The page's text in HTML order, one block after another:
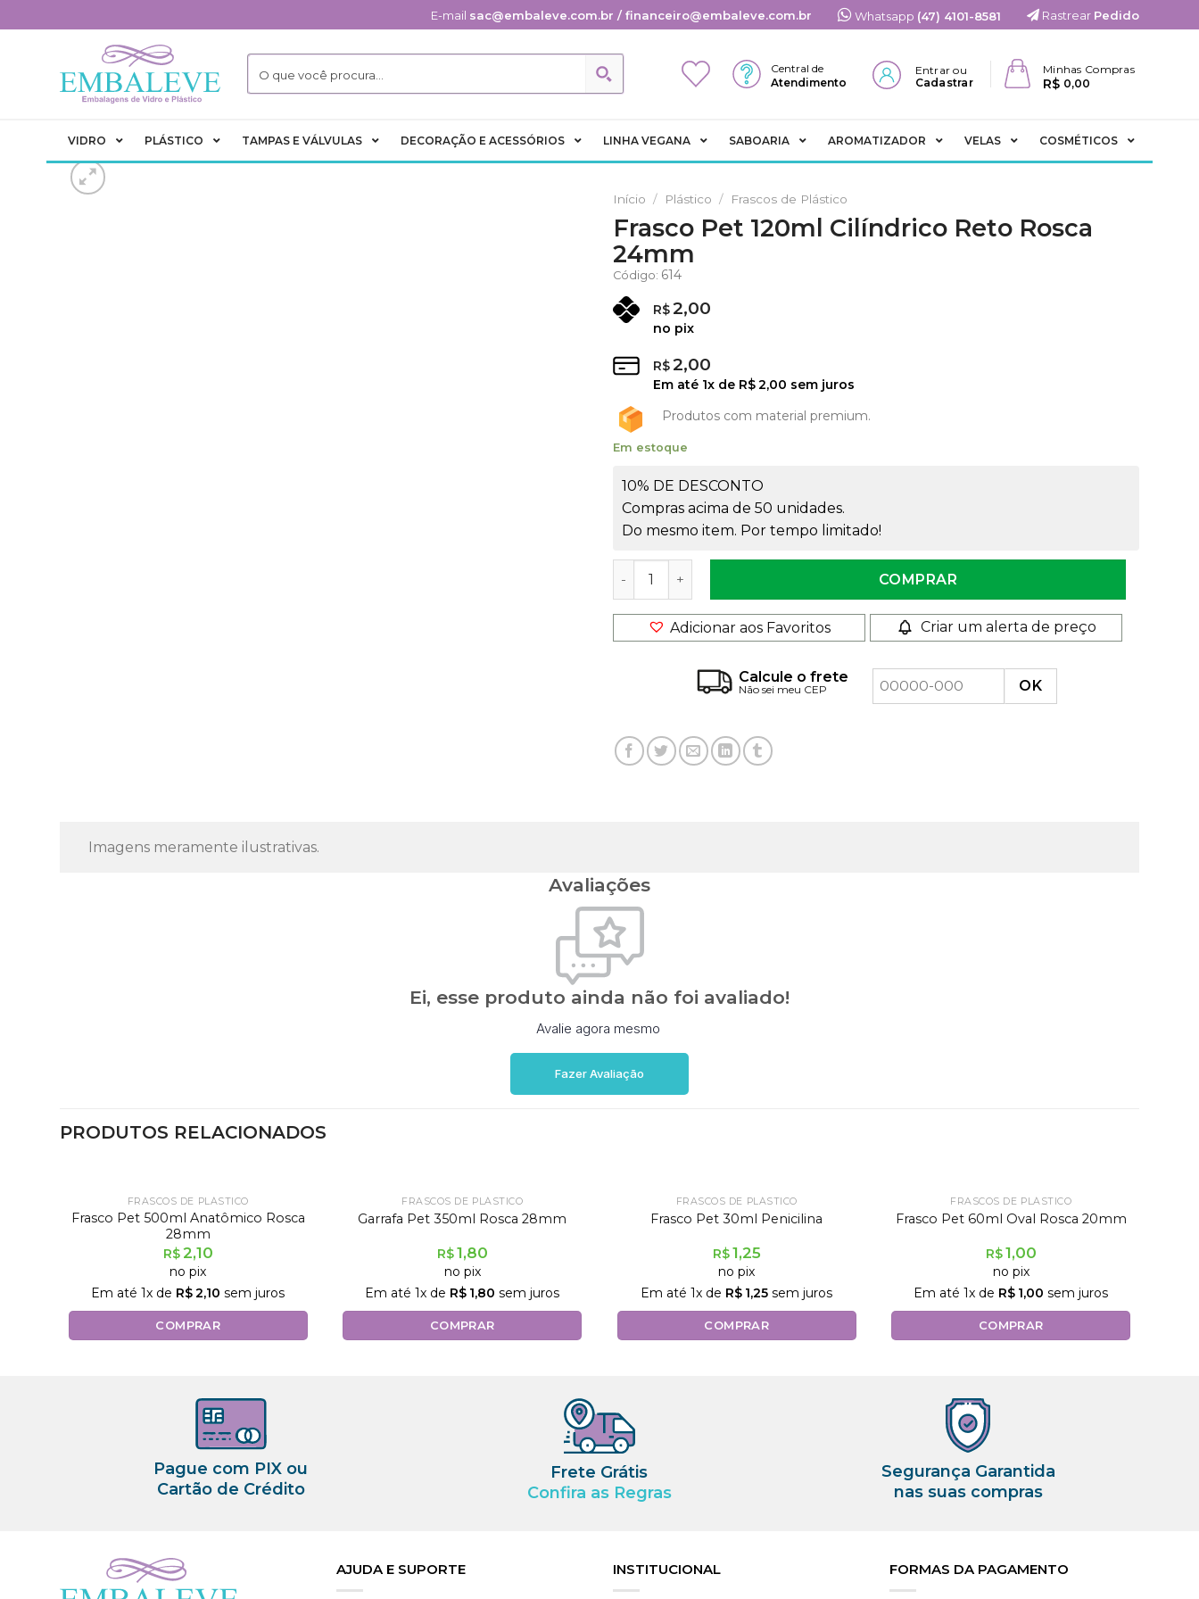
to
E-mail sac@embaleve.com.br / financeiro@embaleve.com.br Whatsapp (47) 4101-8581 Rastrear Pedido
Central de
Atendimento
Entrar ou
Cadastrar
Minhas Compras
R$ 0,00
VIDRO PLÁSTICO TAMPAS E VÁLVULAS DECORAÇÃO E ACESSÓRIOS LINHA VEGANA SABOARIA AROMATIZADOR VELAS COSMÉTICOS
Início / Plástico / Frascos de Plástico
Frasco Pet 120ml Cilíndrico Reto Rosca
24mm
Código: 614
R$2,00
no pix
R$2,00
Em até 1x de R$2,00 sem juros
Produtos com material premium.
Em estoque
10% DE DESCONTO
Compras acima de 50 unidades.
Do mesmo item. Por tempo limitado!
COMPRAR
Adicionar aos Favoritos Criar um alerta de preço
Calcule o frete
Não sei meu CEP
Imagens meramente ilustrativas.
Avaliações
Ei, esse produto ainda não foi avaliado!
Avalie agora mesmo
Fazer Avaliação
PRODUTOS RELACIONADOS
FRASCOS DE PLÁSTICO
Frasco Pet 500ml Anatômico Rosca
28mm
R$2,10
no pix
Em até1x de R$2,10 sem juros
COMPRAR
FRASCOS DE PLÁSTICO
Garrafa Pet 350ml Rosca 28mm
R$1,80
no pix
Em até1x de R$ 1,80 sem juros
COMPRAR
FRASCOS DE PLÁSTICO
Frasco Pet 30ml Penicilina
R$1,25
no pix
Em até1x de R$ 1,25 sem juros
COMPRAR
FRASCOS DE PLÁSTICO
Frasco Pet 60ml Oval Rosca 20mm
R$1,00
no pix
Em até1x de R$ 1,00 sem juros
COMPRAR
Pague com PIX ou
Cartão de Crédito
Frete Grátis
Confira as Regras
Segurança Garantida
nas suas compras
AJUDA E SUPORTE INSTITUCIONAL FORMAS DA PAGAMENTO